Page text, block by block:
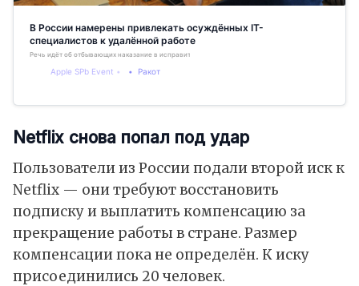
В России намерены привлекать осуждённых IT-
специалистов к удалённой работе
Речь идёт об отбывающих наказание в исправительных центрах
Apple SPb Event Ракот
Netflix снова попал под удар
Пользователи из России подали второй иск к
Netflix — они требуют восстановить
подписку и выплатить компенсацию за
прекращение работы в стране. Размер
компенсации пока не определён. К иску
присоединились 20 человек.